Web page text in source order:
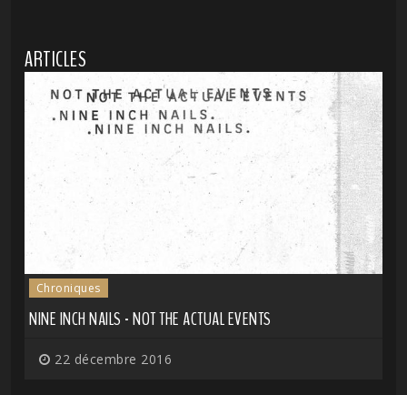
ARTICLES
Chroniques
NINE INCH NAILS - NOT THE ACTUAL EVENTS
22 décembre 2016